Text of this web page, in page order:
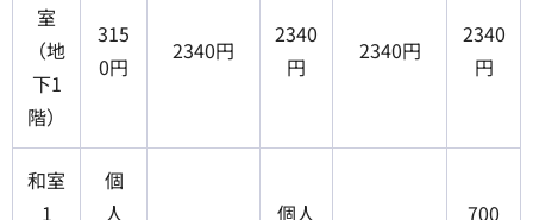
室
（地
下1
階）
315
0円
2340円
2340
円
2340円
2340
円
和室
1
個
人
個人
700